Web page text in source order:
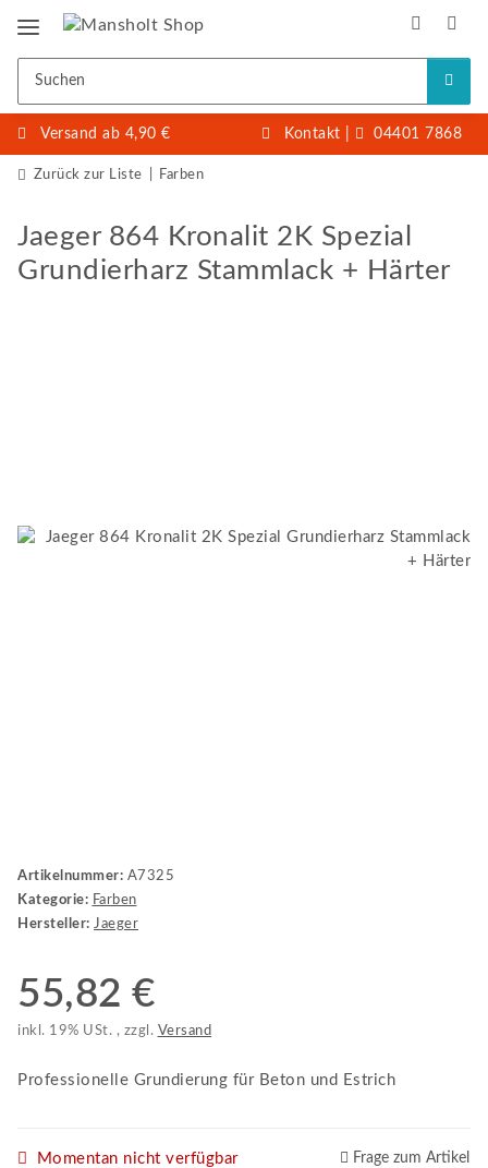
Versand ab 4,90 € Kontakt 04401 7868
Zurück zur Liste Farben
Jaeger 864 Kronalit 2K Spezial
Grundierharz Stammlack + Härter
Artikelnummer: A7325
Kategorie: Farben
Hersteller: Jaeger
55,82 €
inkl. 19% USt. , zzgl. Versand
Professionelle Grundierung für Beton und Estrich
Momentan nicht verfügbar Frage zum Artikel